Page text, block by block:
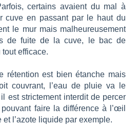
certains avaient du mal à
cuve en passant par le haut du
le mur mais malheureusement
de fuite de la cuve, le bac de
tout efficace.
rétention est bien étanche mais
couvrant, l’eau de pluie va le
est strictement interdit de percer
faire la différence à l’œil
et l’azote liquide par exemple.